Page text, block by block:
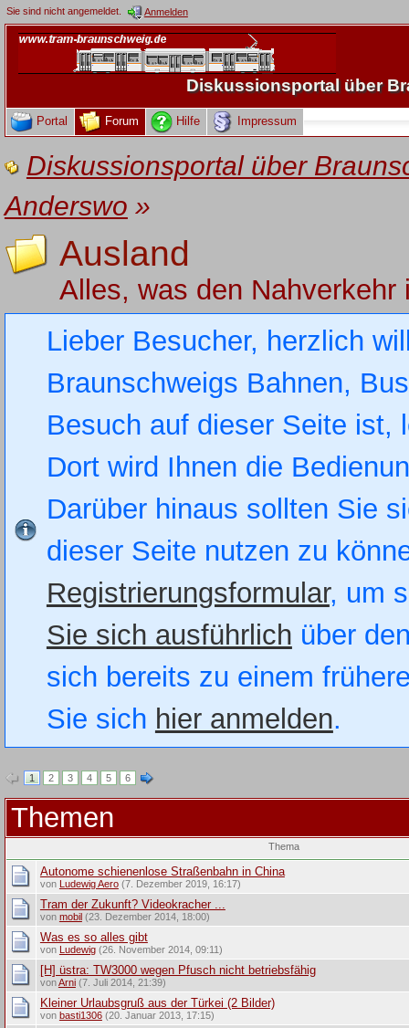
Sie sind nicht angemeldet. Anmelden
Diskussionsportal über
Portal Forum Hilfe Impressum
Diskussionsportal über
Anderswo »
Ausland
Alles, was den Nahverkehr
Lieber Besucher, herzlich
Braunschweigs Bahnen,
Besuch auf dieser Seite
Dort wird Ihnen die
Darüber hinaus sollten Sie
dieser Seite nutzen zu
Registrierungsformular, um
Sie sich ausführlich über
sich bereits zu einem
Sie sich hier anmelden.
1 2 3 4 5 6
Themen
Thema
Autonome schienenlose Straßenbahn in China
von Ludewig Aero(7. Dezember 2019, 16:17)
Tram der Zukunft? Videokracher ...
von mobil (23. Dezember 2014, 18:00)
Was es so alles gibt
von Ludewig(26. November 2014, 09:11)
[H] üstra: TW3000 wegen Pfusch nicht betriebsfähig
vonArni(7. Juli 2014, 21:39)
Kleiner Urlaubsgruß aus der Türkei (2 Bilder)
von basti1306(20. Januar 2013, 17:15)